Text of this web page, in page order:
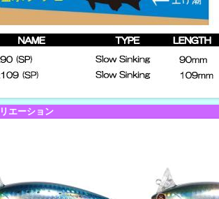
エーション